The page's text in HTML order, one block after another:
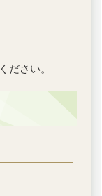
ださい。